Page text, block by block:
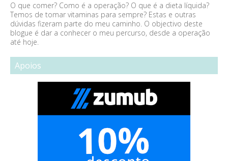
O que comer? Como é a operação? O que é a dieta líquida?
Temos de tomar vitaminas para sempre? Estas e outras
dúvidas fizeram parte do meu caminho. O objectivo deste
blogue é dar a conhecer o meu percurso, desde a operação
até hoje.
Apoios